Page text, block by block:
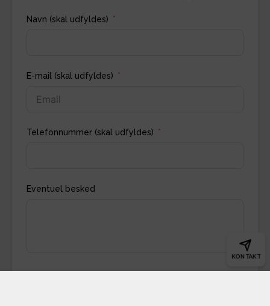
KONTAKT
Navn (skal udfyldes)
E-mail (skal udfyldes)
Telefonnummer (skal udfyldes)
Eventuel besked